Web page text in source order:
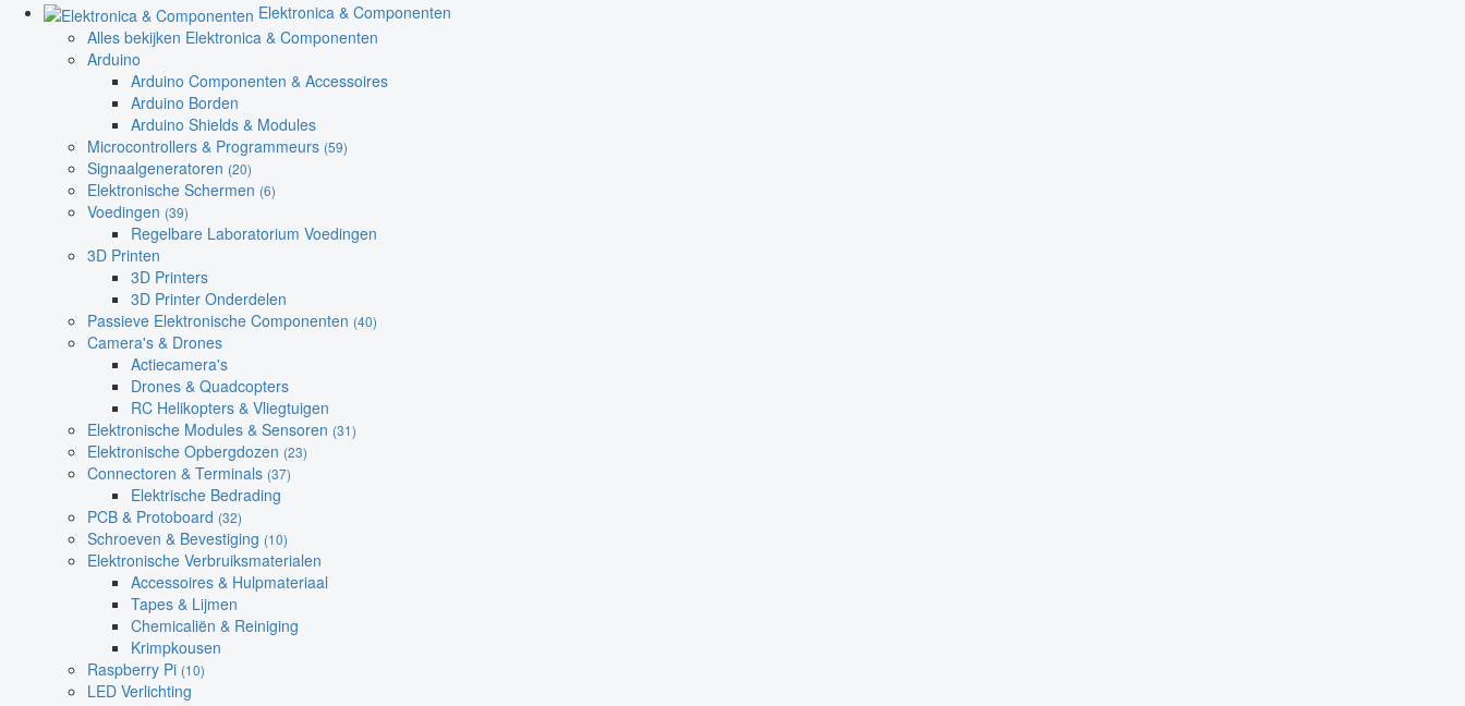
Elektronica & Componenten
Alles bekijken Elektronica & Componenten
Arduino
Arduino Componenten & Accessoires
Arduino Borden
Arduino Shields & Modules
Microcontrollers & Programmeurs (59)
Signaalgeneratoren (20)
Elektronische Schermen (6)
Voedingen (39)
Regelbare Laboratorium Voedingen
3D Printen
3D Printers
3D Printer Onderdelen
Passieve Elektronische Componenten (40)
Camera's & Drones
Actiecamera's
Drones & Quadcopters
RC Helikopters & Vliegtuigen
Elektronische Modules & Sensoren (31)
Elektronische Opbergdozen (23)
Connectoren & Terminals (37)
Elektrische Bedrading
PCB & Protoboard (32)
Schroeven & Bevestiging (10)
Elektronische Verbruiksmaterialen
Accessoires & Hulpmateriaal
Tapes & Lijmen
Chemicaliën & Reiniging
Krimpkousen
Raspberry Pi (10)
LED Verlichting